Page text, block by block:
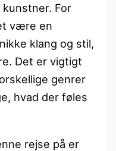
For
være en
klang og stil,
Det er vigtigt
genrer
hvad der føles
rejse på er